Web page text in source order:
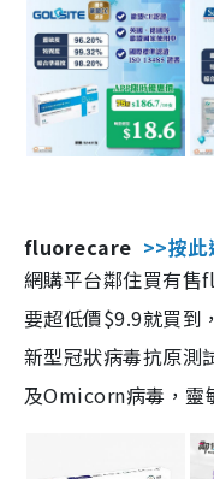
fluorecare >>按此
網購平台鄰住買有
要超低價$9.9就買到
新型冠狀病毒抗原測
及Omicorn病毒，靈